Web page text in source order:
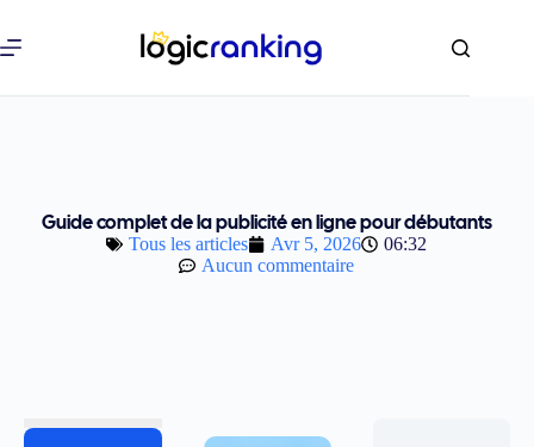
Guide complet de la publicité en ligne pour débutants
Tous les articles Avr 5, 2026
06:32
Aucun commentaire